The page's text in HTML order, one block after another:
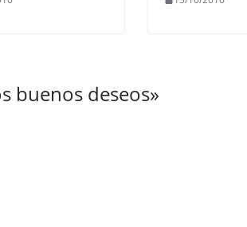
buenos deseos»